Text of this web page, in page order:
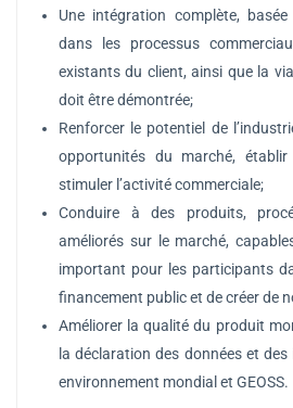
Une intégration complète,
dans les processus
existants du client, ainsi que la
doit être démontrée;
Renforcer le potentiel de
opportunités du marché,
stimuler l’activité commerciale;
Conduire à des produits,
améliorés sur le marché,
important pour les participants
financement public et de créer de
Améliorer la qualité du produit
la déclaration des données et
environnement mondial et GEOSS.